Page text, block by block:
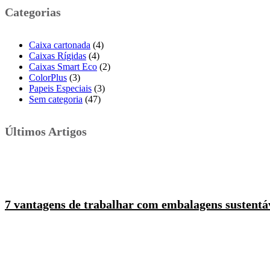
Categorias
Caixa cartonada (4)
Caixas Rígidas (4)
Caixas Smart Eco (2)
ColorPlus (3)
Papeis Especiais (3)
Sem categoria (47)
Últimos Artigos
7 vantagens de trabalhar com embalagens